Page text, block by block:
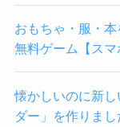
おもちゃ・服・
無料ゲーム【スマ
懐かしいのに新
ダー」を作りまし